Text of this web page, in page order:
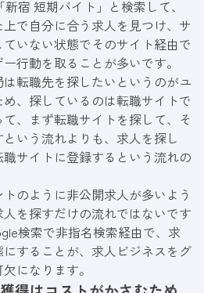
宿 短期バイト」と検索して、
で自分に合う求人を見つけ、サ
いない状態でそのサイト経由で
行動を取ることが多いです。
転職先を探したいというのがユ
、探しているのは転職サイトで
、まず転職サイトを探して、そ
いう流れよりも、求人を探し
サイトに登録するという流れの
のように非公開求人が多いよう
を探すだけの流れではないです
検索で非指名検索経由で、求
することが、求人ビジネスをグ
になります。